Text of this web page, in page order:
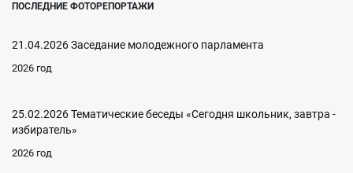
ПОСЛЕДНИЕ ФОТОРЕПОРТАЖИ
21.04.2026 Заседание молодежного парламента
2026 год
25.02.2026 Тематические беседы «Сегодня школьник, завтра -
избиратель»
2026 год